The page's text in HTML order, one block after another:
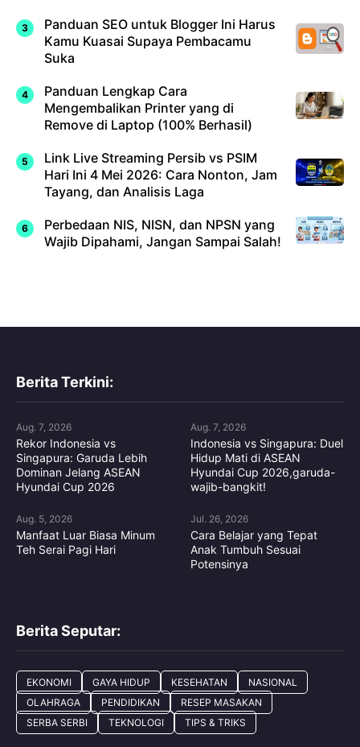
Panduan SEO untuk Blogger Ini Harus
Kamu Kuasai Supaya Pembacamu
Suka
Panduan Lengkap Cara
Mengembalikan Printer yang di
Remove di Laptop (100% Berhasil)
Link Live Streaming Persib vs PSIM
Hari Ini 4 Mei 2026: Cara Nonton, Jam
Tayang, dan Analisis Laga
Perbedaan NIS, NISN, dan NPSN yang
Wajib Dipahami, Jangan Sampai Salah!
Berita Terkini:
Aug. 7, 2026
Rekor Indonesia vs
Singapura: Garuda Lebih
Dominan Jelang ASEAN
Hyundai Cup 2026
Aug. 7, 2026
Indonesia vs Singapura: Duel
Hidup Mati di ASEAN
Hyundai Cup 2026,garuda-
wajib-bangkit!
Aug. 5, 2026
Manfaat Luar Biasa Minum
Teh Serai Pagi Hari
Jul. 26, 2026
Cara Belajar yang Tepat
Anak Tumbuh Sesuai
Potensinya
Berita Seputar:
EKONOMI GAYA HIDUP KESEHATAN
NASIONAL
OLAHRAGA
PENDIDIKAN
RESEP MASAKAN
SERBA SERBI
TEKNOLOGI TIPS & TRIKS